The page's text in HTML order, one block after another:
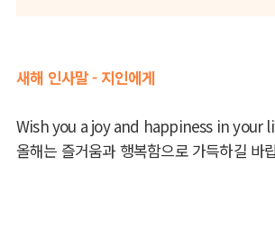
새해 인사말 - 지인에게
Wish you a joy and happiness in your
올해는 즐거움과 행복함으로 가득하길 바